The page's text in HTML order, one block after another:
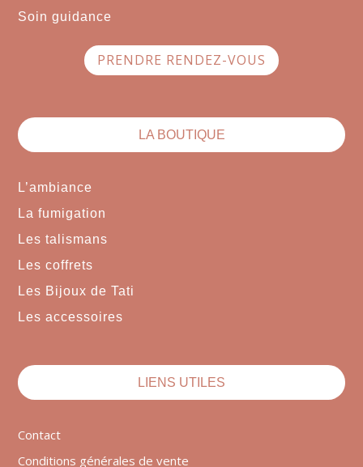
Soin guidance
PRENDRE RENDEZ-VOUS
LA BOUTIQUE
L’ambiance
La fumigation
Les talismans
Les coffrets
Les Bijoux de Tati
Les accessoires
LIENS UTILES
Contact
Conditions générales de vente